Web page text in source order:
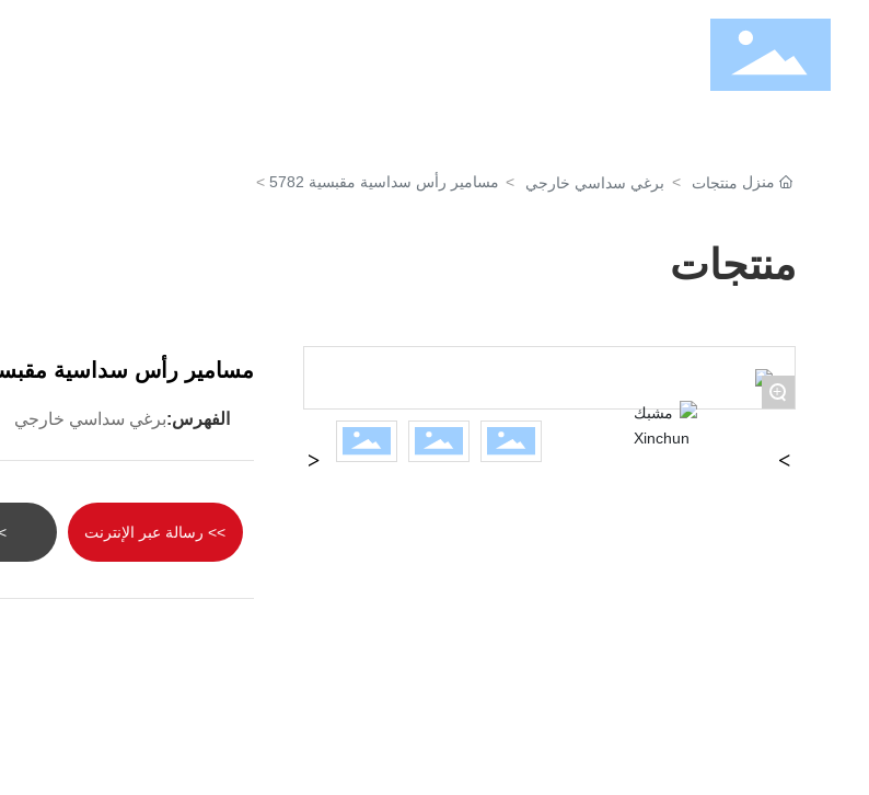
منزل منتجات برغي سداسي خارجي مسامير رأس سداسية مقبسية 5782
منتجات
+
مسامير رأس سداسية مقبسية
الفهرس:برغي سداسي خارجي
>> رسالة عبر الإنترنت